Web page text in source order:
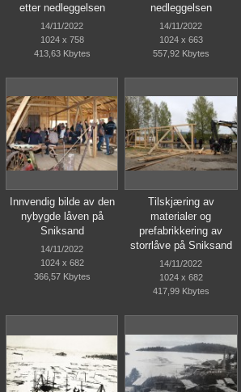
etter nedleggelsen
14/11/2022
1024 x 758
413,63 Kbytes
nedleggelsen
14/11/2022
1024 x 663
557,92 Kbytes
Innvendig bilde av den
nybygde låven på
Sniksand
14/11/2022
1024 x 682
366,57 Kbytes
Tilskjæring av
materialer og
prefabrikkering av
storrlåve på Sniksand
14/11/2022
1024 x 682
417,99 Kbytes